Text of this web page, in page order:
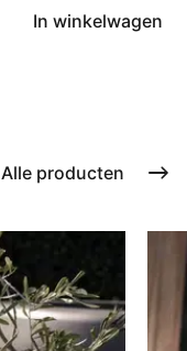
In winkelwagen
Alle producten